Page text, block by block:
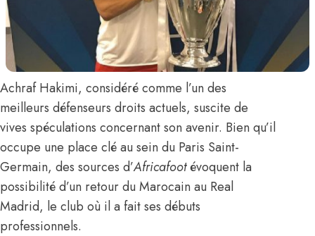
Achraf Hakimi, considéré comme l’un des
meilleurs défenseurs droits actuels, suscite de
vives spéculations concernant son avenir. Bien qu’il
occupe une place clé au sein du Paris Saint-
Germain, des sources d’Africafootévoquent la
possibilité d’un retour du Marocain au Real
Madrid, le club où il a fait ses débuts
professionnels.